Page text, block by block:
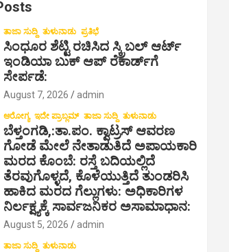
ತಾಜಾ ಸುದ್ದಿ ತುಳುನಾಡು ಪ್ರತಿಭೆ
ಸಿಂಧೂರ ಶೆಟ್ಟಿ ರಚಿಸಿದ ಸ್ಕ್ರಿಬಲ್ ಆರ್ಟ್
ಇಂಡಿಯಾ ಬುಕ್ ಆಪ್ ರೆಕಾರ್ಡ್‌ಗೆ
ಸೇರ್ಪಡೆ:
August 7, 2026 admin
ಆರೋಗ್ಯ ಇದೇ ಪ್ರಾಬ್ಲಮ್ ತಾಜಾ ಸುದ್ದಿ ತುಳುನಾಡು
ಬೆಳ್ತಂಗಡಿ,:ತಾ.ಪಂ‌. ಕ್ವಾಟ್ರಸ್ ಆವರಣ
ಗೋಡೆ ಮೇಲೆ ನೇತಾಡುತಿದೆ ಅಪಾಯಕಾರಿ
ಮರದ ಕೊಂಬೆ: ರಸ್ತೆ ಬದಿಯಲ್ಲಿದೆ
ತೆರವುಗೊಳ್ಳದೆ, ಕೊಳೆಯುತ್ತಿದೆ ತುಂಡರಿಸಿ
ಹಾಕಿದ ಮರದ ಗೆಲ್ಲುಗಳು: ಅಧಿಕಾರಿಗಳ
ನಿರ್ಲಕ್ಷ್ಯಕ್ಕೆ ಸಾರ್ವಜನಿಕರ ಅಸಾಮಾಧಾನ:
August 5, 2026 admin
ತಾಜಾ ಸುದ್ದಿ ತುಳುನಾಡು